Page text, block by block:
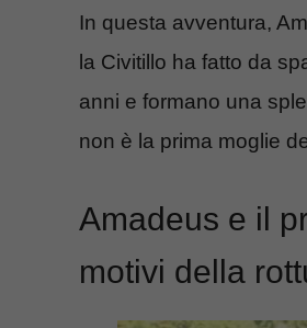
In questa avventura,
la Civitillo ha fatto da
anni e formano una
non è la prima moglie
Amadeus e il
motivi della